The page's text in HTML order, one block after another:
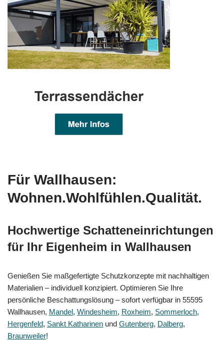
Für Wallhausen:
Wohnen.Wohlfühlen.Qualität.
Hochwertige Schatteneinrichtungen
für Ihr Eigenheim in Wallhausen
Genießen Sie maßgefertigte Schutzkonzepte mit nachhaltigen
Materialien – individuell konzipiert. Optimieren Sie Ihre
persönliche Beschattungslösung – sofort verfügbar in 55595
Wallhausen, Mandel, Windesheim, Roxheim, Sommerloch,
Hergenfeld, Sankt Katharinen und Gutenberg, Dalberg,
Braunweiler!